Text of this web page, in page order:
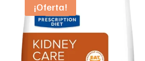
¡Oferta!